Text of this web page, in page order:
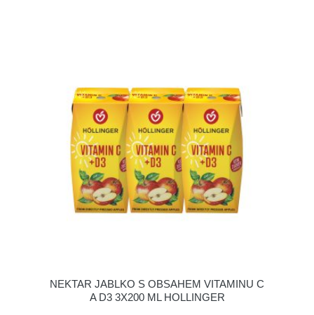
NEKTAR JABLKO S OBSAHEM VITAMINU C
A D3 3X200 ML HOLLINGER